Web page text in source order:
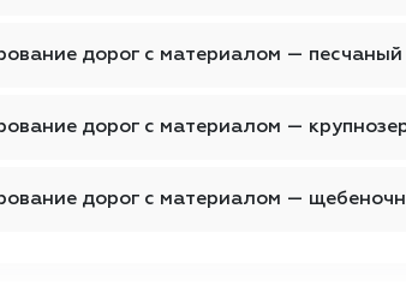
дорог с материалом — песчаный
дорог с материалом —
дорог с материалом —